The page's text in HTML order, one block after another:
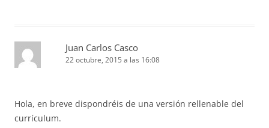
Juan Carlos Casco
22 octubre, 2015 a las 16:08
Hola, en breve dispondréis de una versión rellenable del
currículum.